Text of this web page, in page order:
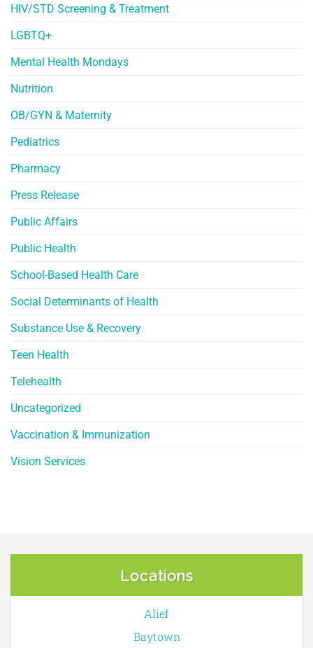
HIV/STD Screening & Treatment
LGBTQ+
Mental Health Mondays
Nutrition
OB/GYN & Maternity
Pediatrics
Pharmacy
Press Release
Public Affairs
Public Health
School-Based Health Care
Social Determinants of Health
Substance Use & Recovery
Teen Health
Telehealth
Uncategorized
Vaccination & Immunization
Vision Services
Locations
Alief
Baytown